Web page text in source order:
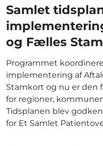
Samlet
og Fælles
Programmet
implementering af
Stamkort og nu er den
for regioner,
Tidsplanen blev
for Et Samlet